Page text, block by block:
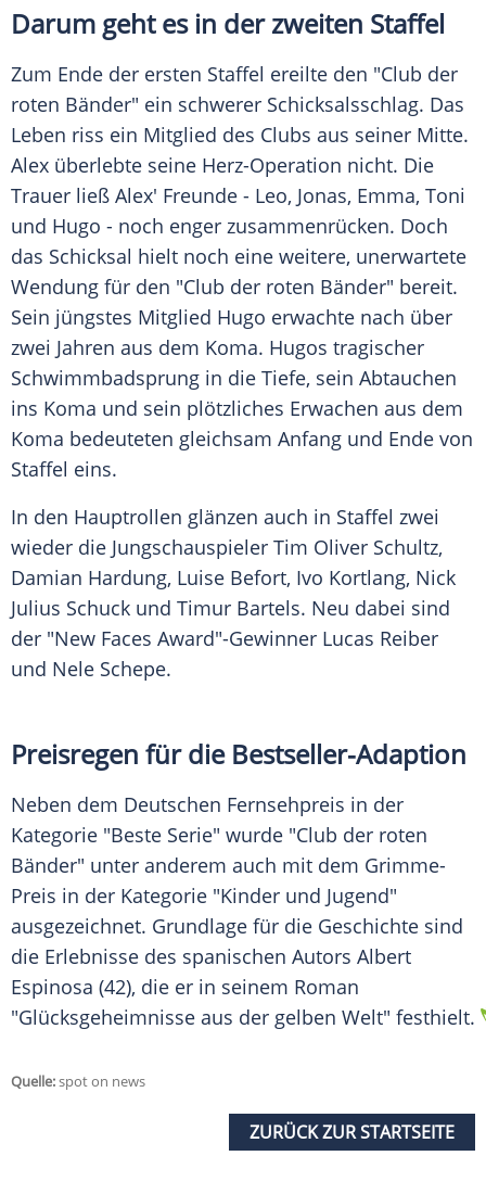
Darum geht es in der zweiten Staffel
Zum Ende der ersten Staffel ereilte den "Club der
roten Bänder" ein schwerer Schicksalsschlag. Das
Leben riss ein Mitglied des Clubs aus seiner Mitte.
Alex überlebte seine Herz-Operation nicht. Die
Trauer ließ Alex' Freunde - Leo, Jonas, Emma, Toni
und Hugo - noch enger zusammenrücken. Doch
das Schicksal hielt noch eine weitere, unerwartete
Wendung für den "Club der roten Bänder" bereit.
Sein jüngstes Mitglied Hugo erwachte nach über
zwei Jahren aus dem Koma. Hugos tragischer
Schwimmbadsprung in die Tiefe, sein Abtauchen
ins Koma und sein plötzliches Erwachen aus dem
Koma bedeuteten gleichsam Anfang und Ende von
Staffel eins.
In den Hauptrollen glänzen auch in Staffel zwei
wieder die Jungschauspieler Tim Oliver Schultz,
Damian Hardung, Luise Befort, Ivo Kortlang, Nick
Julius Schuck und Timur Bartels. Neu dabei sind
der "New Faces Award"-Gewinner Lucas Reiber
und Nele Schepe.
Preisregen für die Bestseller-Adaption
Neben dem Deutschen Fernsehpreis in der
Kategorie "Beste Serie" wurde "Club der roten
Bänder" unter anderem auch mit dem Grimme-
Preis in der Kategorie "Kinder und Jugend"
ausgezeichnet. Grundlage für die Geschichte sind
die Erlebnisse des spanischen Autors Albert
Espinosa (42), die er in seinem Roman
"Glücksgeheimnisse aus der gelben Welt" festhielt.
Quelle:spot on news
ZURÜCK ZUR STARTSEITE